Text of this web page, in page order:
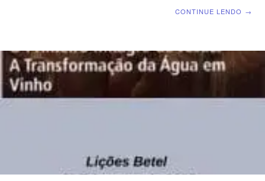
coisas velhas já passaram; eis que tudo se fez novo” 2
Соríntios 5.17. VERDADE APLICADA Somente o
conhecimento intelectual da Bíblia e a boa vontade não
nos dispensam de passar pelo novo
CONTINUE LENDO →